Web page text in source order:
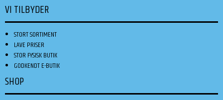
VI TILBYDER
STORT SORTIMENT
LAVE PRISER
STOR FYSISK BUTIK
GODKENDT E-BUTIK
SHOP